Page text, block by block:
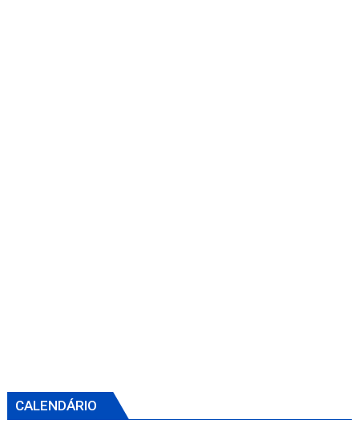
CALENDÁRIO